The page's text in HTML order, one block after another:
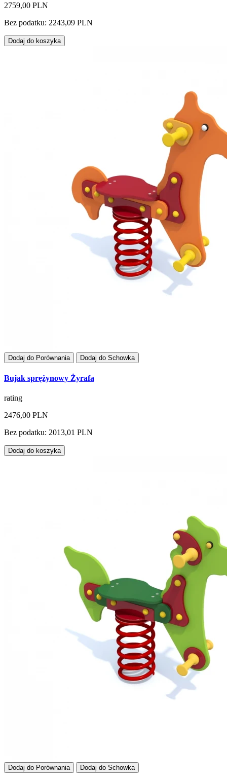
2759,00 PLN
Bez podatku: 2243,09 PLN
Dodaj do koszyka
Dodaj do Porównania Dodaj do Schowka
Bujak sprężynowy Żyrafa
rating
2476,00 PLN
Bez podatku: 2013,01 PLN
Dodaj do koszyka
Dodaj do Porównania Dodaj do Schowka